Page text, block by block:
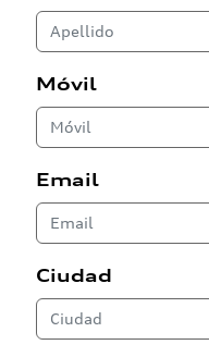
Móvil
Email
Ciudad